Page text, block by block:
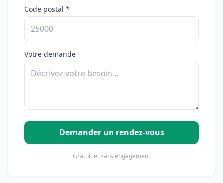
Code postal *
Votre demande
Demander un rendez-vous
Gratuit et sans engagement